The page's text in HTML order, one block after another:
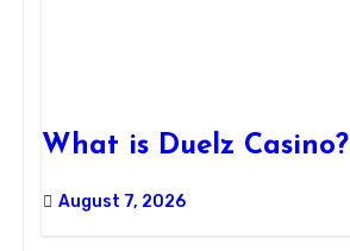
What is Duelz Casino?
August 7, 2026